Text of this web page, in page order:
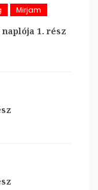
Mirjam
1. rész